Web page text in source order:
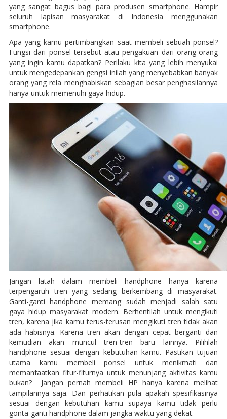
yang sangat bagus bagi para produsen smartphone. Hampir
seluruh lapisan masyarakat di Indonesia menggunakan
smartphone.
Apa yang kamu pertimbangkan saat membeli sebuah ponsel?
Fungsi dari ponsel tersebut atau pengakuan dari orang-orang
yang ingin kamu dapatkan? Perilaku kita yang lebih menyukai
untuk mengedepankan gengsi inilah yang menyebabkan banyak
orang yang rela menghabiskan sebagian besar penghasilannya
hanya untuk memenuhi gaya hidup.
Jangan latah dalam membeli handphone hanya karena
terpengaruh tren yang sedang berkembang di masyarakat.
Ganti-ganti handphone memang sudah menjadi salah satu
gaya hidup masyarakat modern. Berhentilah untuk mengikuti
tren, karena jika kamu terus-terusan mengikuti tren tidak akan
ada habisnya. Karena tren akan dengan cepat berganti dan
kemudian akan muncul tren-tren baru lainnya. Pilihlah
handphone sesuai dengan kebutuhan kamu. Pastikan tujuan
utama kamu membeli ponsel untuk menikmati dan
memanfaatkan fitur-fiturnya untuk menunjang aktivitas kamu
bukan? Jangan pernah membeli HP hanya karena melihat
tampilannya saja. Dan perhatikan pula apakah spesifikasinya
sesuai dengan kebutuhan kamu supaya kamu tidak perlu
gonta-ganti handphone dalam jangka waktu yang dekat.